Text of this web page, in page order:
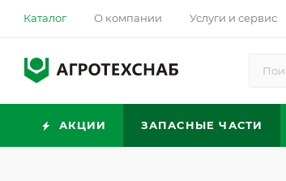
Каталог О компании Услуги и сервис
АКЦИИ ЗАПАСНЫЕ ЧАСТИ